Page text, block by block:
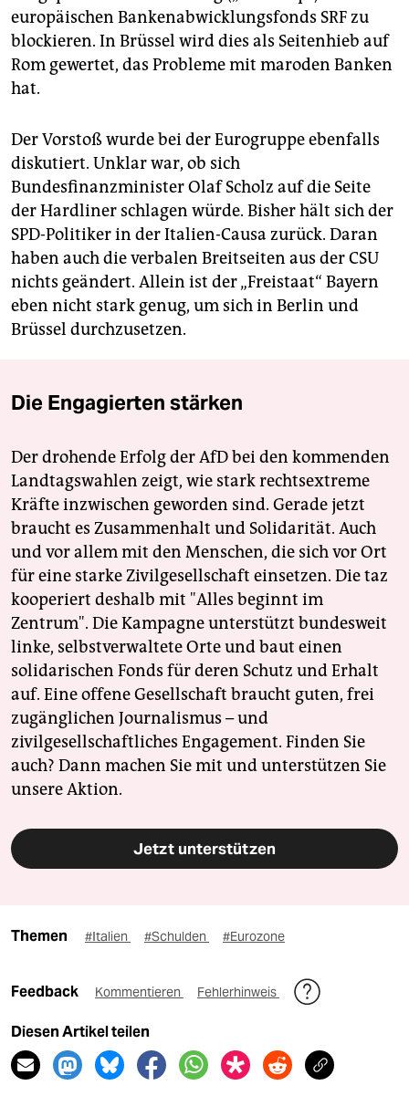
europäischen Bankenabwicklungsfonds SRF zu
blockieren. In Brüssel wird dies als Seitenhieb auf
Rom gewertet, das Probleme mit maroden Banken
hat.
Der Vorstoß wurde bei der Eurogruppe ebenfalls
diskutiert. Unklar war, ob sich
Bundesfinanzminister Olaf Scholz auf die Seite
der Hardliner schlagen würde. Bisher hält sich der
SPD-Politiker in der Italien-Causa zurück. Daran
haben auch die verbalen Breitseiten aus der CSU
nichts geändert. Allein ist der „Freistaat“ Bayern
eben nicht stark genug, um sich in Berlin und
Brüssel durchzusetzen.
Die Engagierten stärken
Der drohende Erfolg der AfD bei den kommenden
Landtagswahlen zeigt, wie stark rechtsextreme
Kräfte inzwischen geworden sind. Gerade jetzt
braucht es Zusammenhalt und Solidarität. Auch
und vor allem mit den Menschen, die sich vor Ort
für eine starke Zivilgesellschaft einsetzen. Die taz
kooperiert deshalb mit "Alles beginnt im
Zentrum". Die Kampagne unterstützt bundesweit
linke, selbstverwaltete Orte und baut einen
solidarischen Fonds für deren Schutz und Erhalt
auf. Eine offene Gesellschaft braucht guten, frei
zugänglichen Journalismus – und
zivilgesellschaftliches Engagement. Finden Sie
auch? Dann machen Sie mit und unterstützen Sie
unsere Aktion.
Jetzt unterstützen
Themen #Italien #Schulden #Eurozone
Feedback Kommentieren Fehlerhinweis
Diesen Artikel teilen